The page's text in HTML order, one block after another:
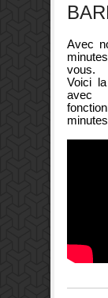
Avec
vous.
Voici
avec
minutes